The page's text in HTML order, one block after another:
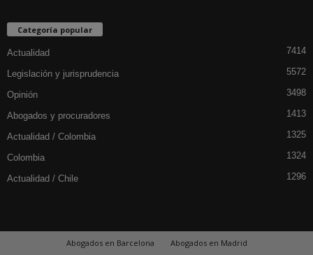
Categoría popular
Actualidad 7414
Legislación y jurisprudencia 5572
Opinión 3498
Abogados y procuradores 1413
Actualidad / Colombia 1325
Colombia 1324
Actualidad / Chile 1296
Abogados en Barcelona
Abogados en Madrid